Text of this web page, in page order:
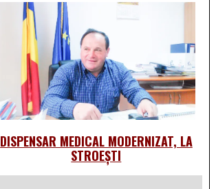
DISPENSAR MEDICAL MODERNIZAT, LA
STROEȘTI